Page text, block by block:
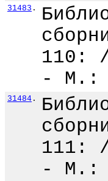
31483 .
110:
- М.:
31484 .
111:
- М.: